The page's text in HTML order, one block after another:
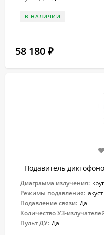
В НАЛИЧИИ
58 180 ₽
Подавитель
Диаграмма излучения:
Режимы подавления:
Подавление связи: Да
Количество УЗ-
Пульт ДУ: Да